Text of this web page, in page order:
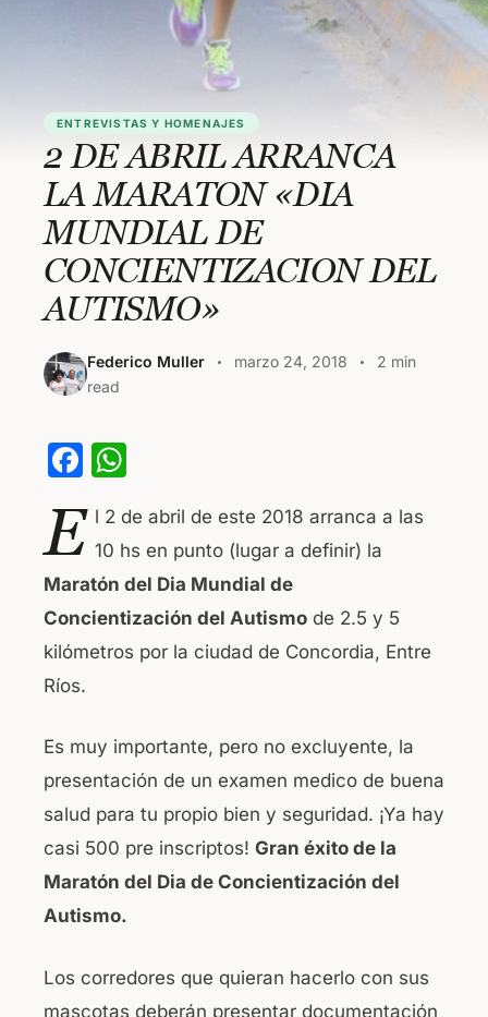
ENTREVISTAS Y HOMENAJES
2 DE ABRIL ARRANCA
LA MARATON «DIA
MUNDIAL DE
CONCIENTIZACION DEL
AUTISMO»
Federico Muller marzo 24, 2018
2 min
read
F
c
e
b
o
o
k
at
s
A
p
p
E l 2 de abril de este 2018 arranca a las
10 hs en punto (lugar a definir) la
Maratón del Dia Mundial de
Concientización del Autismo de 2.5 y 5
kilómetros por la ciudad de Concordia, Entre
Ríos.
Es muy importante, pero no excluyente, la
presentación de un examen medico de buena
salud para tu propio bien y seguridad. ¡Ya hay
casi 500 pre inscriptos! Gran éxito de la
Maratón del Dia de Concientización del
Autismo.
Los corredores que quieran hacerlo con sus
mascotas deberán presentar documentación